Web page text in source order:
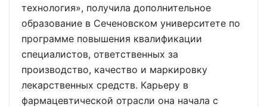
технология», получила дополнительное
образование в Сеченовском университете по
программе повышения квалификации
специалистов, ответственных за
производство, качество и маркировку
лекарственных средств. Карьеру в
фармацевтической отрасли она начала с